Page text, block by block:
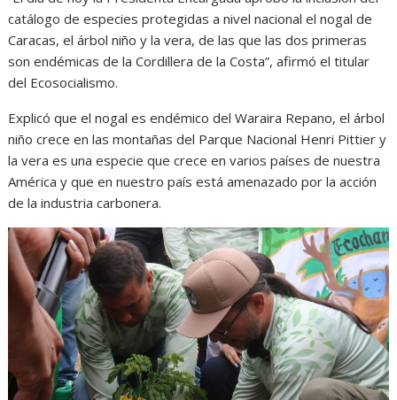
catálogo de especies protegidas a nivel nacional el nogal de
Caracas, el árbol niño y la vera, de las que las dos primeras
son endémicas de la Cordillera de la Costa”, afirmó el titular
del Ecosocialismo.
Explicó que el nogal es endémico del Waraira Repano, el árbol
niño crece en las montañas del Parque Nacional Henri Pittier y
la vera es una especie que crece en varios países de nuestra
América y que en nuestro país está amenazado por la acción
de la industria carbonera.